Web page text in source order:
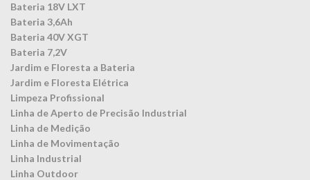
Bateria 18V LXT
Bateria 3,6Ah
Bateria 40V XGT
Bateria 7,2V
Jardim e Floresta a Bateria
Jardim e Floresta Elétrica
Limpeza Profissional
Linha de Aperto de Precisão Industrial
Linha de Medição
Linha de Movimentação
Linha Industrial
Linha Outdoor